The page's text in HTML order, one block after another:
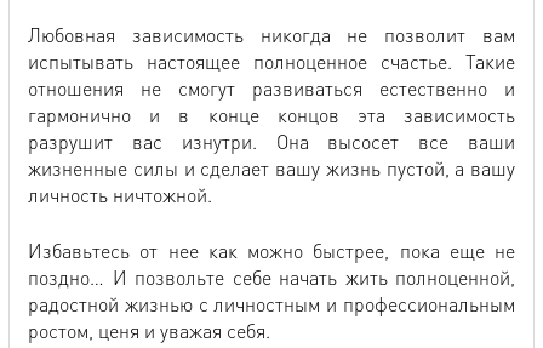
Любовная зависимость никогда не позволит вам
испытывать настоящее полноценное счастье. Такие
отношения не смогут развиваться естественно и
гармонично и в конце концов эта зависимость
разрушит вас изнутри. Она высосет все ваши
жизненные силы и сделает вашу жизнь пустой, а вашу
личность ничтожной.
Избавьтесь от нее как можно быстрее, пока еще не
поздно… И позвольте себе начать жить полноценной,
радостной жизнью с личностным и профессиональным
ростом, ценя и уважая себя.